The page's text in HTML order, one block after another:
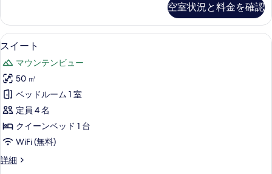
の
写
真
を
表
示
す
る
(Royal)
の
詳
空室状況と料金を確認
ス
ー
ト
の
す
べ
て
の
スイート | 低刺激性寝具、ピロート
7
スイート
マウンテンビュー
50 ㎡
ベッドルーム 1 室
定員 4 名
クイーンベッド 1 台
WiFi (無料)
詳細
ス